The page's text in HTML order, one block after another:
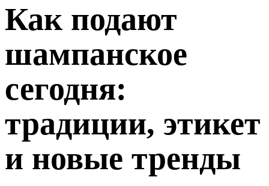
Как подают
шампанское
сегодня:
традиции, этикет
и новые тренды